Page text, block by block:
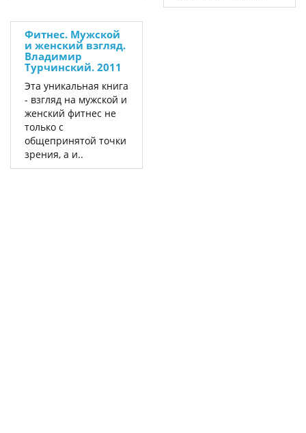
Фитнес. Мужской
и женский взгляд.
Владимир
Турчинский. 2011
Эта уникальная книга
- взгляд на мужской и
женский фитнес не
только с
общепринятой точки
зрения, а и..